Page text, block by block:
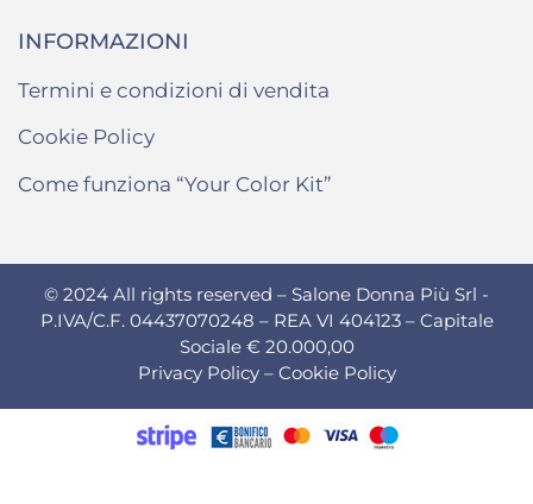
INFORMAZIONI
Termini e condizioni di vendita
Cookie Policy
Come funziona “Your Color Kit”
© 2024 All rights reserved – Salone Donna Più Srl -
P.IVA/C.F. 04437070248 – REA VI 404123 – Capitale
Sociale € 20.000,00
Privacy Policy – Cookie Policy